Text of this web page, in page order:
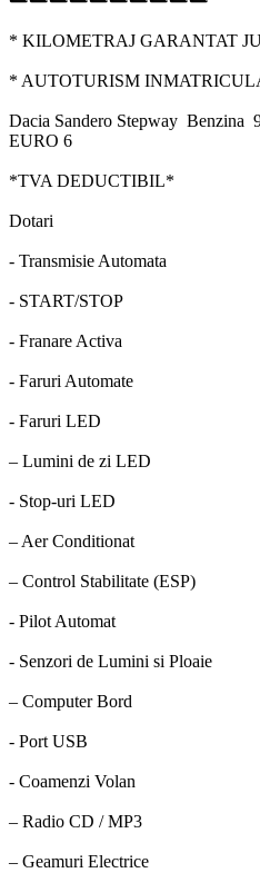
* KILOMETRAJ GARANTAT
* AUTOTURISM
Dacia Sandero Stepway Benzina
EURO 6
*TVA DEDUCTIBIL*
Dotari
- Transmisie Automata
- START/STOP
- Franare Activa
- Faruri Automate
- Faruri LED
– Lumini de zi LED
- Stop-uri LED
– Aer Conditionat
– Control Stabilitate (ESP)
- Pilot Automat
- Senzori de Lumini si Ploaie
– Computer Bord
- Port USB
- Coamenzi Volan
– Radio CD / MP3
– Geamuri Electrice